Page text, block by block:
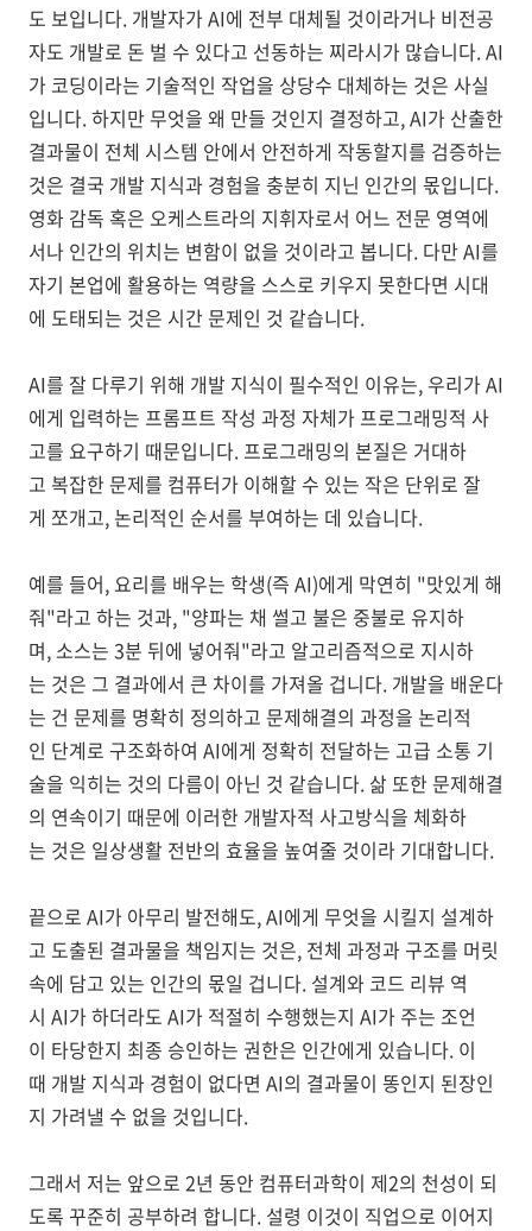
도 보입니다. 개발자가 AI에 전부 대체될 것이라거나 비전공
자도 개발로 돈 벌 수 있다고 선동하는 찌라시가 많습니다. AI
가 코딩이라는 기술적인 작업을 상당수 대체하는 것은 사실
입니다. 하지만 무엇을 왜 만들 것인지 결정하고, AI가 산출한
결과물이 전체 시스템 안에서 안전하게 작동할지를 검증하는
것은 결국 개발 지식과 경험을 충분히 지닌 인간의 몫입니다.
영화 감독 혹은 오케스트라의 지휘자로서 어느 전문 영역에
서나 인간의 위치는 변함이 없을 것이라고 봅니다. 다만 AI를
자기 본업에 활용하는 역량을 스스로 키우지 못한다면 시대
에 도태되는 것은 시간 문제인 것 같습니다.
AI를 잘 다루기 위해 개발 지식이 필수적인 이유는, 우리가 AI
에게 입력하는 프롬프트 작성 과정 자체가 프로그래밍적 사
고를 요구하기 때문입니다. 프로그래밍의 본질은 거대하
고 복잡한 문제를 컴퓨터가 이해할 수 있는 작은 단위로 잘
게 쪼개고, 논리적인 순서를 부여하는 데 있습니다.
예를 들어, 요리를 배우는 학생(즉 AI)에게 막연히 "맛있게 해
줘"라고 하는 것과, "양파는 채 썰고 불은 중불로 유지하
며, 소스는 3분 뒤에 넣어줘"라고 알고리즘적으로 지시하
는 것은 그 결과에서 큰 차이를 가져올 겁니다. 개발을 배운다
는 건 문제를 명확히 정의하고 문제해결의 과정을 논리적
인 단계로 구조화하여 AI에게 정확히 전달하는 고급 소통 기
술을 익히는 것의 다름이 아닌 것 같습니다. 삶 또한 문제해결
의 연속이기 때문에 이러한 개발자적 사고방식을 체화하
는 것은 일상생활 전반의 효율을 높여줄 것이라 기대합니다.
끝으로 AI가 아무리 발전해도, AI에게 무엇을 시킬지 설계하
고 도출된 결과물을 책임지는 것은, 전체 과정과 구조를 머릿
속에 담고 있는 인간의 몫일 겁니다. 설계와 코드 리뷰 역
시 AI가 하더라도 AI가 적절히 수행했는지 AI가 주는 조언
이 타당한지 최종 승인하는 권한은 인간에게 있습니다. 이
때 개발 지식과 경험이 없다면 AI의 결과물이 똥인지 된장인
지 가려낼 수 없을 것입니다.
그래서 저는 앞으로 2년 동안 컴퓨터과학이 제2의 천성이 되
도록 꾸준히 공부하려 합니다. 설령 이것이 직업으로 이어지